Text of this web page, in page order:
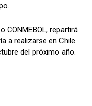
CONMEBOL, repartirá
a realizarse en Chile
del próximo año.